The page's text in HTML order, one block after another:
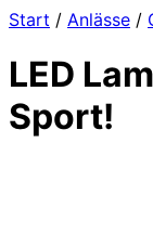
Start / Anlässe /
LED
Sport!